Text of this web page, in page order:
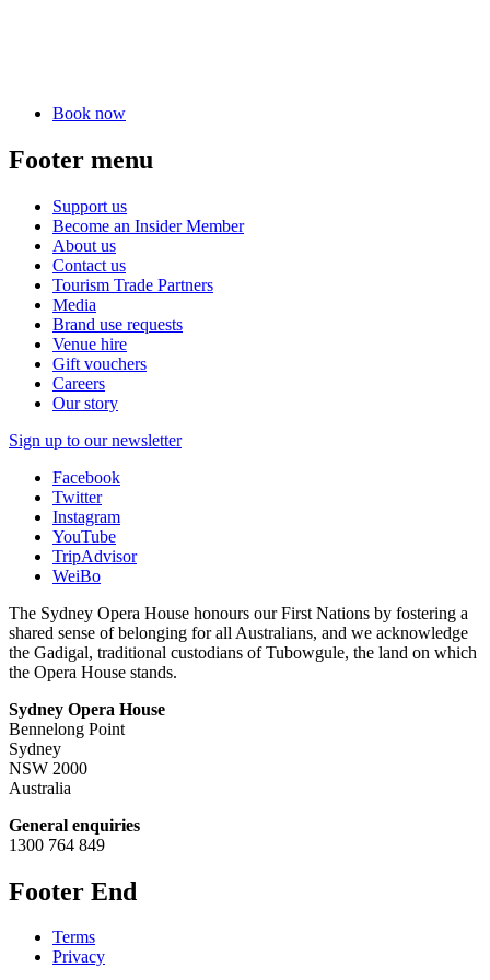
Book now
Footer menu
Support us
Become an Insider Member
About us
Contact us
Tourism Trade Partners
Media
Brand use requests
Venue hire
Gift vouchers
Careers
Our story
Sign up to our newsletter
Facebook
Twitter
Instagram
YouTube
TripAdvisor
WeiBo
The Sydney Opera House honours our First Nations by fostering a
shared sense of belonging for all Australians, and we acknowledge
the Gadigal, traditional custodians of Tubowgule, the land on which
the Opera House stands.
Sydney Opera House
Bennelong Point
Sydney
NSW 2000
Australia
General enquiries
1300 764 849
Footer End
Terms
Privacy